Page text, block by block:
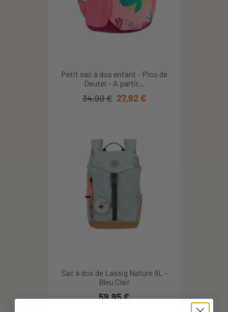
Petit sac à dos enfant - Pico de
Deuter - A partir...
34,90 € 27,92 €
Sac à dos de Lassig Nature 9L -
Bleu Clair
59,95 €